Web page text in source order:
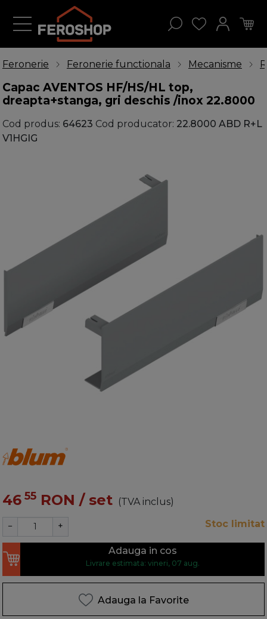
Feronerie Feronerie functionala Mecanisme
Capac AVENTOS HF/HS/HL top,
dreapta+stanga, gri deschis /inox 22.8000
Cod produs: 64623 Cod producator: 22.8000 ABD R+L
V1HGIG
46 55 RON / set (TVA inclus)
Stoc limitat
− +
Adauga in cos
Livrare estimata: vineri, 07 aug.
Adauga la Favorite